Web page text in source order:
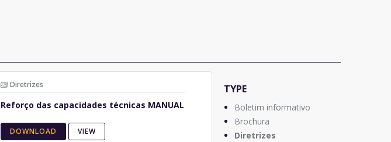
Diretrizes
Reforço das capacidades técnicas MANUAL
DOWNLOAD VIEW
TYPE
Boletim informativo
Brochura
Diretrizes